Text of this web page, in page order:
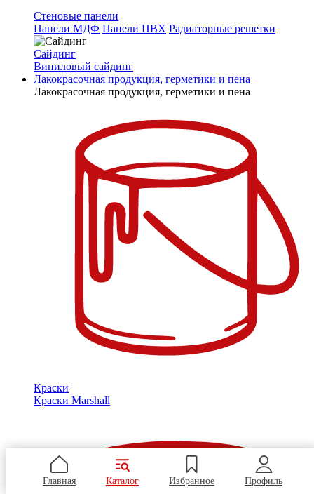
Стеновые панели
Панели МДФ Панели ПВХ Радиаторные решетки
Сайдинг
Виниловый сайдинг
Лакокрасочная продукция, герметики и пена
Лакокрасочная продукция, герметики и пена
Краски
Краски Marshall
Главная Каталог Избранное Профиль